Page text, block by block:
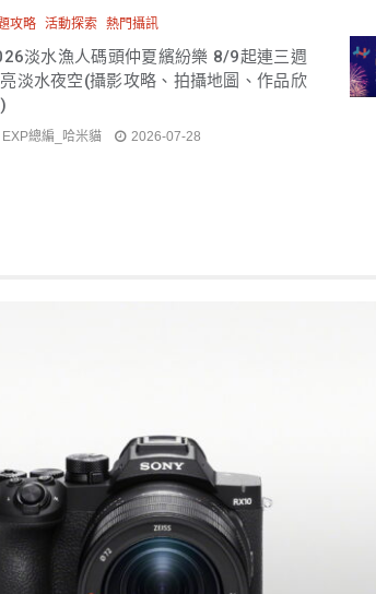
攻略 活動探索 熱門攝訊
淡水漁人碼頭仲夏繽紛樂 8/9起連三週
淡水夜空(攝影攻略、拍攝地圖、作品欣
EXP總編_哈米貓 2026-07-28